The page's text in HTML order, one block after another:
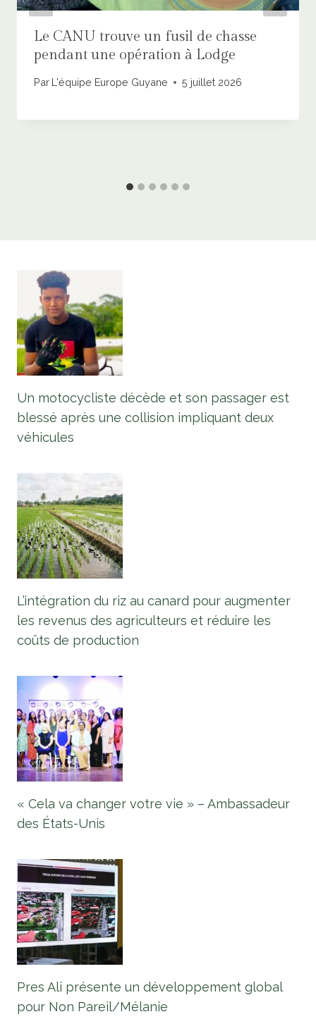
Le CANU trouve un fusil de chasse
pendant une opération à Lodge
Par L'équipe Europe Guyane 5 juillet 2026
Un motocycliste décède et son passager est
blessé après une collision impliquant deux
véhicules
L’intégration du riz au canard pour augmenter
les revenus des agriculteurs et réduire les
coûts de production
« Cela va changer votre vie » – Ambassadeur
des États-Unis
Pres Ali présente un développement global
pour Non Pareil/Mélanie